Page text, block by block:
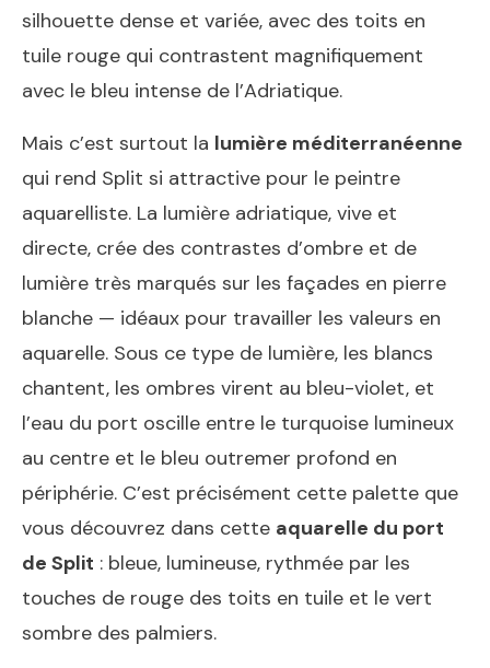
silhouette dense et variée, avec des toits en
tuile rouge qui contrastent magnifiquement
avec le bleu intense de l’Adriatique.
Mais c’est surtout la lumière méditerranéenne
qui rend Split si attractive pour le peintre
aquarelliste. La lumière adriatique, vive et
directe, crée des contrastes d’ombre et de
lumière très marqués sur les façades en pierre
blanche — idéaux pour travailler les valeurs en
aquarelle. Sous ce type de lumière, les blancs
chantent, les ombres virent au bleu-violet, et
l’eau du port oscille entre le turquoise lumineux
au centre et le bleu outremer profond en
périphérie. C’est précisément cette palette que
vous découvrez dans cette aquarelle du port
de Split : bleue, lumineuse, rythmée par les
touches de rouge des toits en tuile et le vert
sombre des palmiers.